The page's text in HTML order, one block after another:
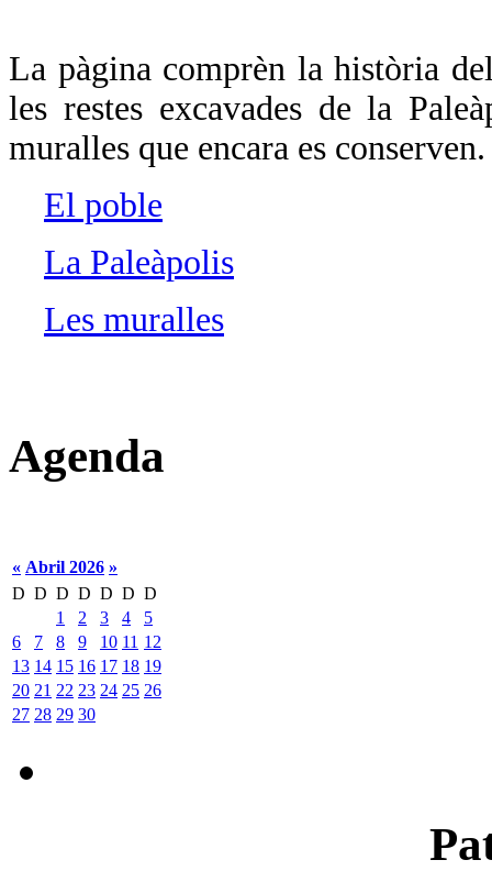
La pàgina comprèn la història
les restes excavades de la
muralles que encara es conserven.
El poble
La Paleàpolis
Les muralles
Agenda
« Abril 2026 »
D D D D D D D
1
2 3 4
5
6
7 8 9 10 11 12
13 14 15 16 17 18 19
20 21 22 23 24 25 26
27 28 29 30